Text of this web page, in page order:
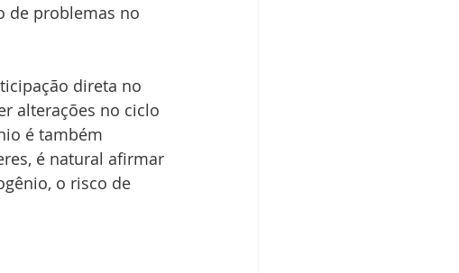
de problemas no
direta no
alterações no ciclo
é também
é natural afirmar
o risco de